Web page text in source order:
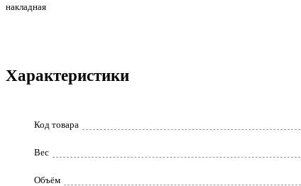
накладная
Характеристики
Код товара
Вес
Объём